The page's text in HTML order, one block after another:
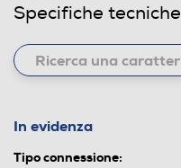
Specifiche tecniche
In evidenza
Tipo connessione: